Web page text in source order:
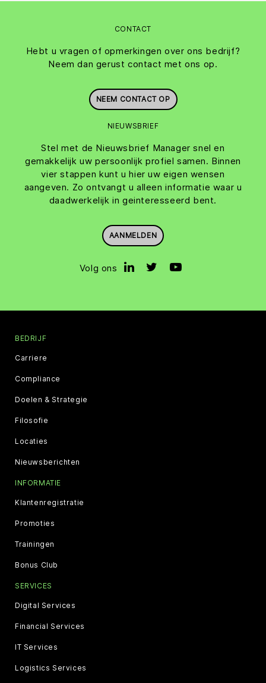
CONTACT
Hebt u vragen of opmerkingen over ons bedrijf?
Neem dan gerust contact met ons op.
NEEM CONTACT OP
NIEUWSBRIEF
Stel met de Nieuwsbrief Manager snel en
gemakkelijk uw persoonlijk profiel samen. Binnen
vier stappen kunt u hier uw eigen wensen
aangeven. Zo ontvangt u alleen informatie waar u
daadwerkelijk in geinteresseerd bent.
AANMELDEN
Volg ons
BEDRIJF
Carriere
Compliance
Doelen & Strategie
Filosofie
Locaties
Nieuwsberichten
INFORMATIE
Klantenregistratie
Promoties
Trainingen
Bonus Club
SERVICES
Digital Services
Financial Services
IT Services
Logistics Services